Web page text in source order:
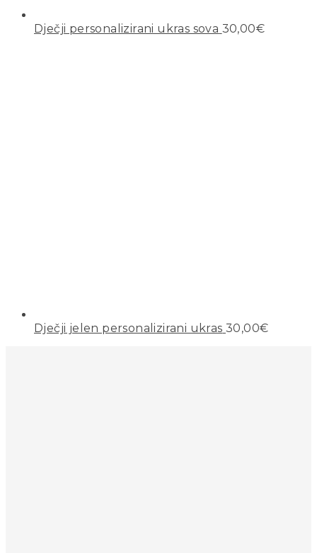
Dječji personalizirani ukras sova 30,00€
Dječji jelen personalizirani ukras 30,00€